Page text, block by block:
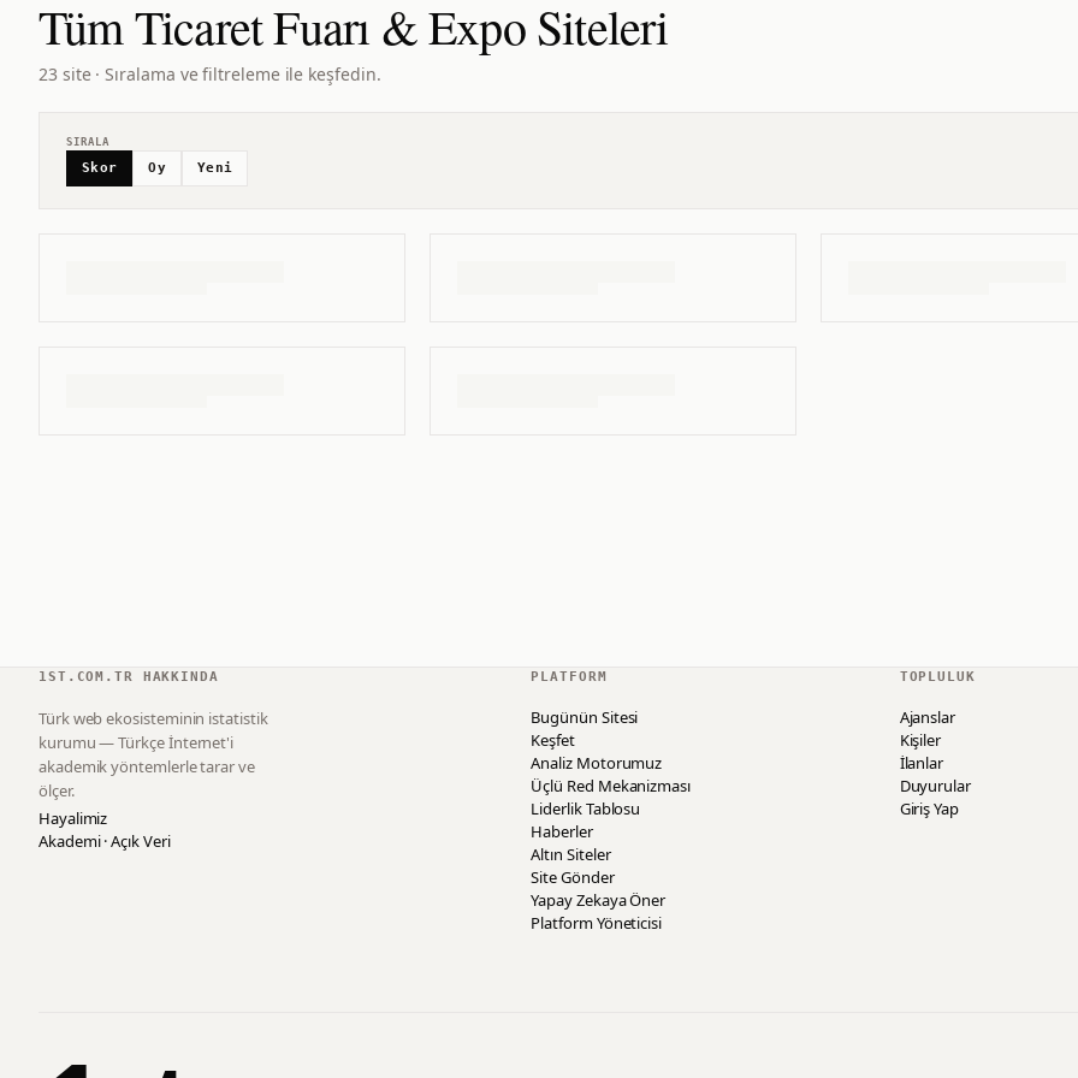
TümTicaret Fuarı & ExpoSiteleri
23 site · Sıralama ve filtreleme ile keşfedin.
SIRALA
Skor Oy Yeni
1ST.COM.TR HAKKINDA
Türk web ekosisteminin istatistik
kurumu — Türkçe İnternet'i
akademik yöntemlerle tarar ve
ölçer.
Hayalimiz
Akademi · Açık Veri
PLATFORM
Bugünün Sitesi
Keşfet
Analiz Motorumuz
Üçlü Red Mekanizması
Liderlik Tablosu
Haberler
Altın Siteler
Site Gönder
Yapay Zekaya Öner
Platform Yöneticisi
TOPLULUK
Ajanslar
Kişiler
İlanlar
Duyurular
Giriş Yap